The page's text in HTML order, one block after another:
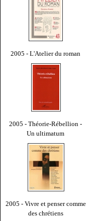
2005 - L'Atelier du roman
2005 - Théorie-Rébellion -
Un ultimatum
2005 - Vivre et penser comme
des chrétiens